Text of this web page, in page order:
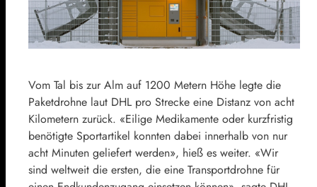
Vom Tal bis zur Alm auf 1200 Metern Höhe legte die
Paketdrohne laut DHL pro Strecke eine Distanz von acht
Kilometern zurück. «Eilige Medikamente oder kurzfristig
benötigte Sportartikel konnten dabei innerhalb von nur
acht Minuten geliefert werden», hieß es weiter. «Wir
sind weltweit die ersten, die eine Transportdrohne für